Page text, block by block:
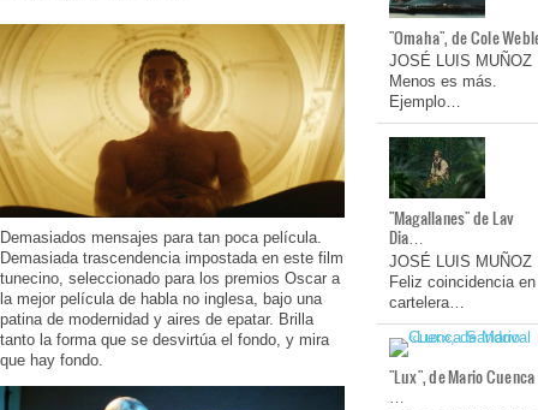
Demasiados mensajes para tan poca película.
Demasiada trascendencia impostada en este film
tunecino, seleccionado para los premios Oscar a
la mejor película de habla no inglesa, bajo una
patina de modernidad y aires de epatar. Brilla
tanto la forma que se desvirtúa el fondo, y mira
que hay fondo.
"Omaha", de Cole
JOSÉ LUIS MUÑOZ
Menos es más.
Ejemplo…
"Magallanes" de Lav
Dia…
JOSÉ LUIS MUÑOZ
Feliz coincidencia en
cartelera…
"Lux", de Mario Cuenca
…